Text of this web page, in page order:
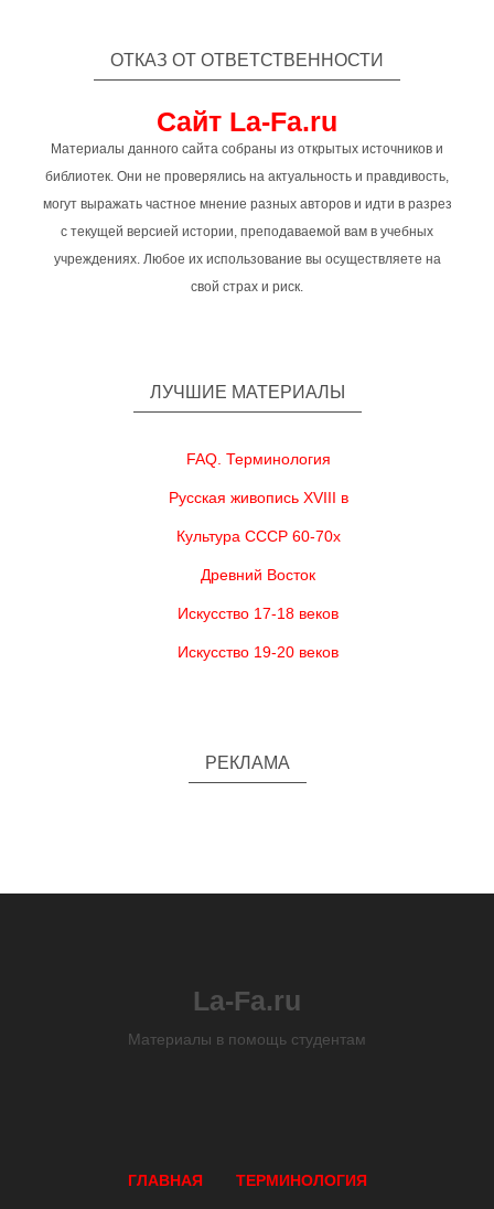
ОТКАЗ ОТ ОТВЕТСТВЕННОСТИ
Сайт La-Fa.ru
Материалы данного сайта собраны из открытых источников и
библиотек. Они не проверялись на актуальность и правдивость,
могут выражать частное мнение разных авторов и идти в разрез
с текущей версией истории, преподаваемой вам в учебных
учреждениях. Любое их использование вы осуществляете на
свой страх и риск.
ЛУЧШИЕ МАТЕРИАЛЫ
FAQ. Терминология
Русская живопись XVIII в
Культура СССР 60-70х
Древний Восток
Искусство 17-18 веков
Искусство 19-20 веков
РЕКЛАМА
La-Fa.ru
Материалы в помощь студентам
ГЛАВНАЯ ТЕРМИНОЛОГИЯ